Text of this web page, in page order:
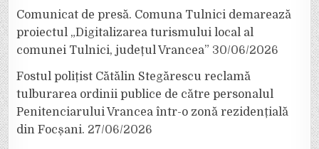
Comunicat de presă. Comuna Tulnici demarează
proiectul „Digitalizarea turismului local al
comunei Tulnici, județul Vrancea” 30/06/2026
Fostul polițist Cătălin Stegărescu reclamă
tulburarea ordinii publice de către personalul
Penitenciarului Vrancea într-o zonă rezidențială
din Focșani. 27/06/2026